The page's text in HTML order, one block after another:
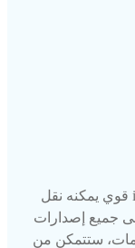
iCareFone من Tenorshare هو مدير ملفات iOS قوي يمكنه نقل
جميع إصدارات
ستتمكن من